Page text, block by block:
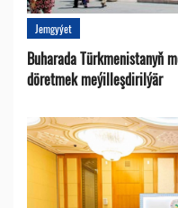
Jemgyýet
Buharada Türkmenistanyň
döretmek meýilleşdirilýär